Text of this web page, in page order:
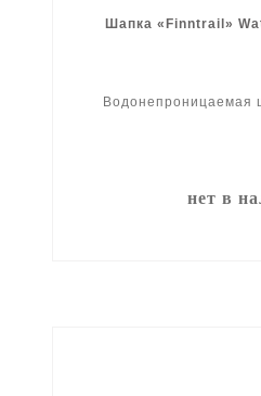
Шапка «Finntrail»
Водонепроницаемая
нет в